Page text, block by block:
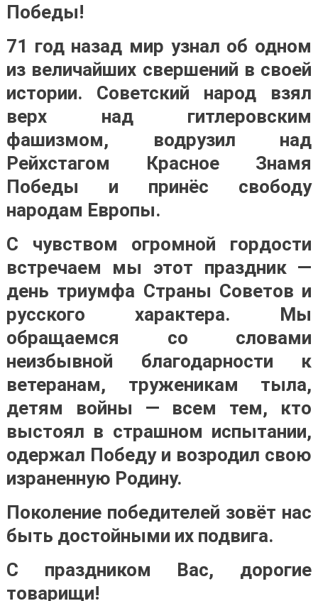
Победы!
71 год назад мир узнал об одном
из величайших свершений в своей
истории. Советский народ взял
верх над гитлеровским
фашизмом, водрузил над
Рейхстагом Красное Знамя
Победы и принёс свободу
народам Европы.
С чувством огромной гордости
встречаем мы этот праздник —
день триумфа Страны Советов и
русского характера. Мы
обращаемся со словами
неизбывной благодарности к
ветеранам, труженикам тыла,
детям войны — всем тем, кто
выстоял в страшном испытании,
одержал Победу и возродил свою
израненную Родину.
Поколение победителей зовёт нас
быть достойными их подвига.
С праздником Вас, дорогие
товарищи!